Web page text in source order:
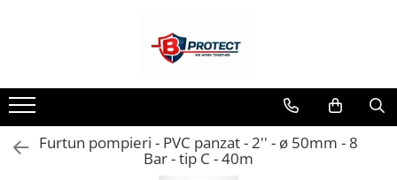
Atomizoare si pulverizatoare
Atomizoare
Pulverizatoare
Furtun pompieri - PVC panzat - 2'' - ø 50mm - 8
Bar - tip C - 40m